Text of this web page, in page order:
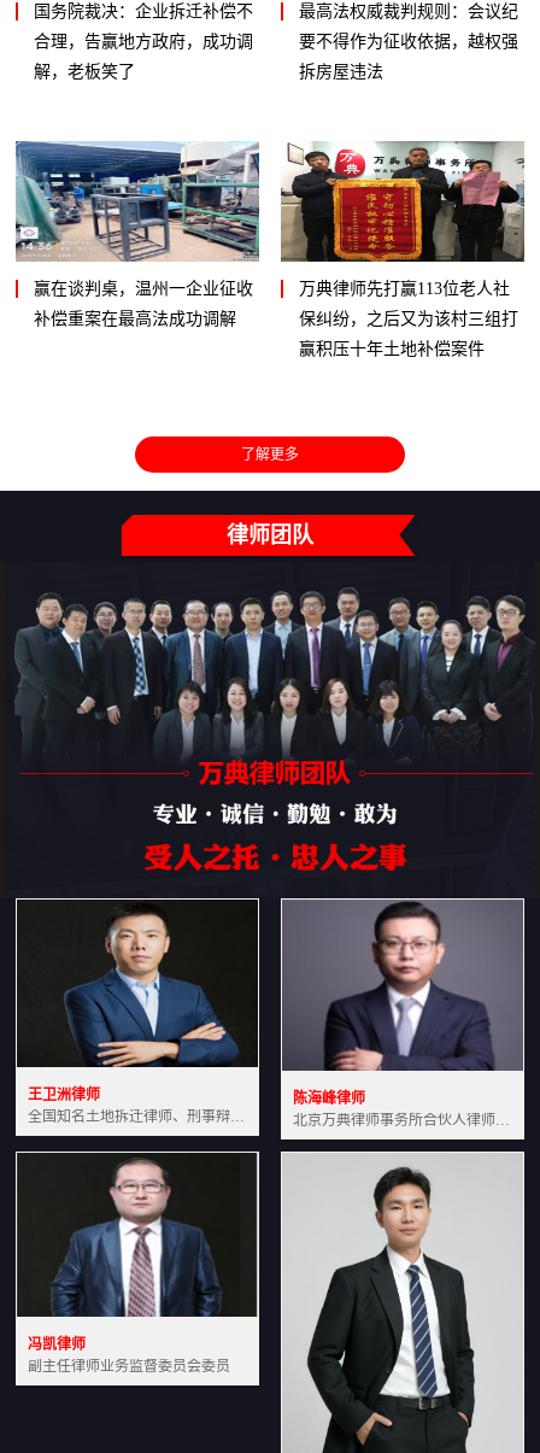
国务院裁决：企业拆迁补偿不
合理，告赢地方政府，成功调
解，老板笑了
最高法权威裁判规则：会议纪
要不得作为征收依据，越权强
拆房屋违法
赢在谈判桌，温州一企业征收
补偿重案在最高法成功调解
万典律师先打赢113位老人社
保纠纷，之后又为该村三组打
赢积压十年土地补偿案件
了解更多
律师团队
王卫洲律师
全国知名土地拆迁律师、刑事辩护律师北京万典律师事务所主任中国法学会会员北京市行政法研究会理事
陈海峰律师
北京万典律师事务所合伙人律师土地房产专业资深律师
冯凯律师
副主任律师业务监督委员会委员